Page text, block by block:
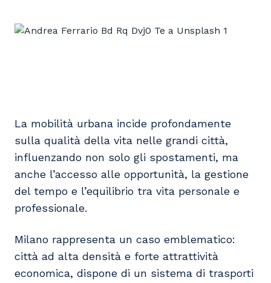
La mobilità urbana incide profondamente
sulla qualità della vita nelle grandi città,
influenzando non solo gli spostamenti, ma
anche l’accesso alle opportunità, la gestione
del tempo e l’equilibrio tra vita personale e
professionale.
Milano rappresenta un caso emblematico:
città ad alta densità e forte attrattività
economica, dispone di un sistema di trasporti